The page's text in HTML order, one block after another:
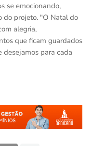
se emocionando,
do projeto. "O Natal do
alegria,
que ficam guardados
desejamos para cada